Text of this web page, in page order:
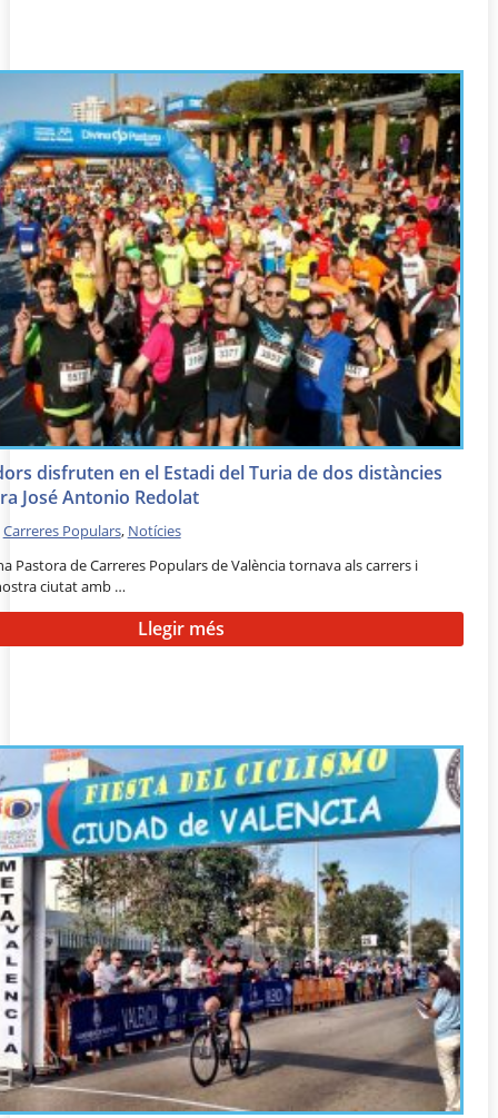
disfruten en el Estadi del Turia de dos distàncies
José Antonio Redolat
Carreres Populars, Notícies
Pastora de Carreres Populars de València tornava als carrers i
ciutat amb …
Llegir més